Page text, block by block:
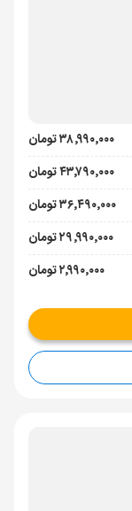
۳۸٬۹۹۰٬۰۰۰ تومان
۴۳٬۷۹۰٬۰۰۰ تومان
۳۶٬۴۹۰٬۰۰۰ تومان
۲۹٬۹۹۰٬۰۰۰ تومان
۲٬۹۹۰٬۰۰۰ تومان